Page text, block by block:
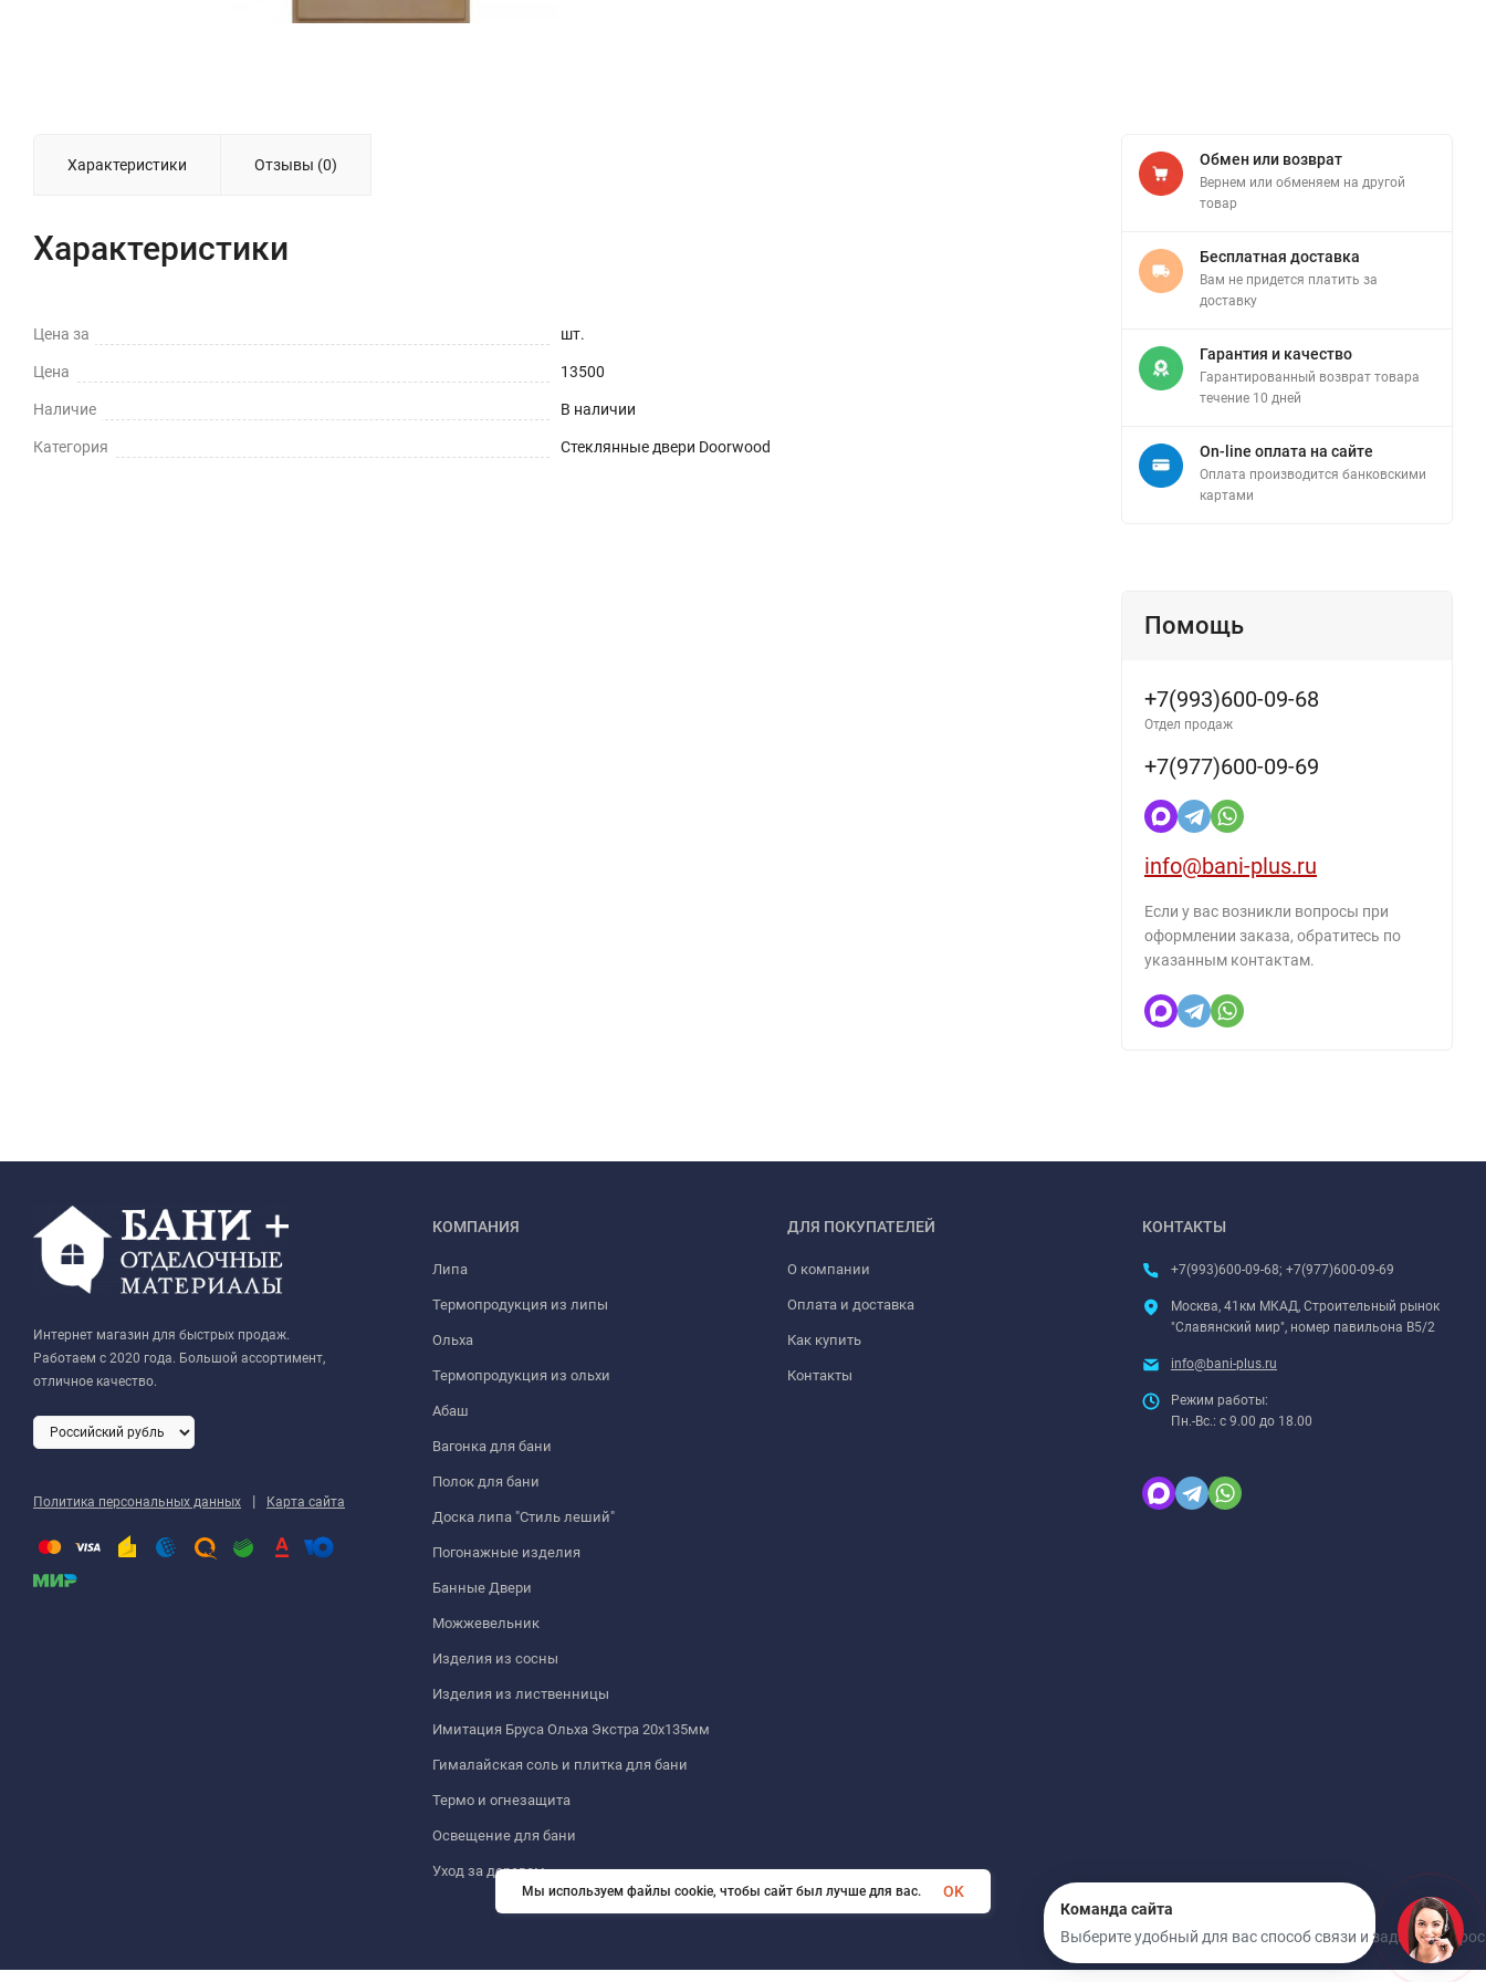
Характеристики Отзывы (0)
Характеристики
Цена за шт.
Цена 13500
Наличие В наличии
Категория Стеклянные двери Doorwood
Обмен или возврат
Вернем или обменяем на другой
товар
Бесплатная доставка
Вам не придется платить за
доставку
Гарантия и качество
Гарантированный возврат товара
течение 10 дней
On-line оплата на сайте
Оплата производится банковскими
картами
Помощь
+7(993)600-09-68
Отдел продаж
+7(977)600-09-69
info@bani-plus.ru
Если у вас возникли вопросы при
оформлении заказа, обратитесь по
указанным контактам.
Интернет магазин для быстрых продаж.
Работаем с 2020 года. Большой ассортимент,
отличное качество.
Политика персональных данных | Карта сайта
КОМПАНИЯ
Липа
Термопродукция из липы
Ольха
Термопродукция из ольхи
Абаш
Вагонка для бани
Полок для бани
Доска липа "Стиль леший"
Погонажные изделия
Банные Двери
Можжевельник
Изделия из сосны
Изделия из лиственницы
Имитация Бруса Ольха Экстра 20х135мм
Гималайская соль и плитка для бани
Термо и огнезащита
Освещение для бани
Уход за деревом
ДЛЯ ПОКУПАТЕЛЕЙ
О компании
Оплата и доставка
Как купить
Контакты
КОНТАКТЫ
+7(993)600-09-68; +7(977)600-09-69
Москва, 41км МКАД, Строительный рынок
"Славянский мир", номер павильона В5/2
info@bani-plus.ru
Режим работы:
Пн.-Вс.: с 9.00 до 18.00
Мы используем файлы cookie, чтобы сайт был лучше для вас.
OK
Команда сайта
Выберите удобный для вас способ связи и задайте вопрос